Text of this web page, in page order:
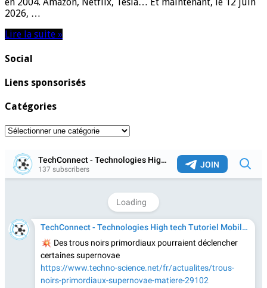
en 2004. Amazon, Netflix, Tesla… Et maintenant, le 12 juin
2026, …
Lire la suite »
Social
Liens sponsorisés
Catégories
Catégories